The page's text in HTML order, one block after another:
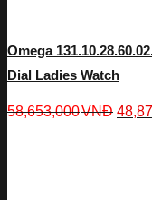
Omega
Dial Ladies Watch
58,653,000VNĐ